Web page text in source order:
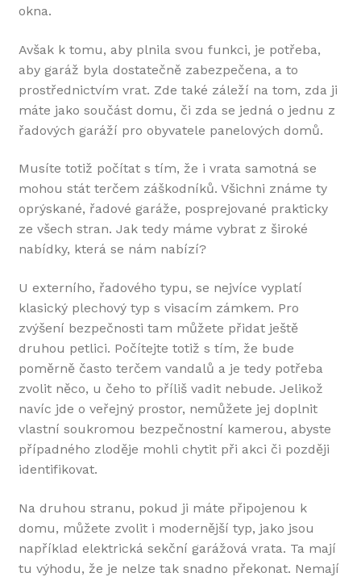
okna.
Avšak k tomu, aby plnila svou funkci, je potřeba,
aby garáž byla dostatečně zabezpečena, a to
prostřednictvím vrat. Zde také záleží na tom, zda ji
máte jako součást domu, či zda se jedná o jednu z
řadových garáží pro obyvatele panelových domů.
Musíte totiž počítat s tím, že i vrata samotná se
mohou stát terčem záškodníků. Všichni známe ty
oprýskané, řadové garáže, posprejované prakticky
ze všech stran. Jak tedy máme vybrat z široké
nabídky, která se nám nabízí?
U externího, řadového typu, se nejvíce vyplatí
klasický plechový typ s visacím zámkem. Pro
zvýšení bezpečnosti tam můžete přidat ještě
druhou petlici. Počítejte totiž s tím, že bude
poměrně často terčem vandalů a je tedy potřeba
zvolit něco, u čeho to příliš vadit nebude. Jelikož
navíc jde o veřejný prostor, nemůžete jej doplnit
vlastní soukromou bezpečnostní kamerou, abyste
případného zloděje mohli chytit při akci či později
identifikovat.
Na druhou stranu, pokud ji máte připojenou k
domu, můžete zvolit i modernější typ, jako jsou
například elektrická sekční garážová vrata. Ta mají
tu výhodu, že je nelze tak snadno překonat. Nemají